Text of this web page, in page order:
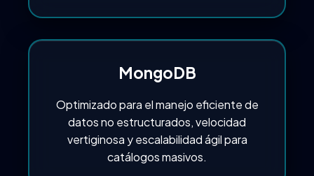
MongoDB
Optimizado para el manejo eficiente de
datos no estructurados, velocidad
vertiginosa y escalabilidad ágil para
catálogos masivos.